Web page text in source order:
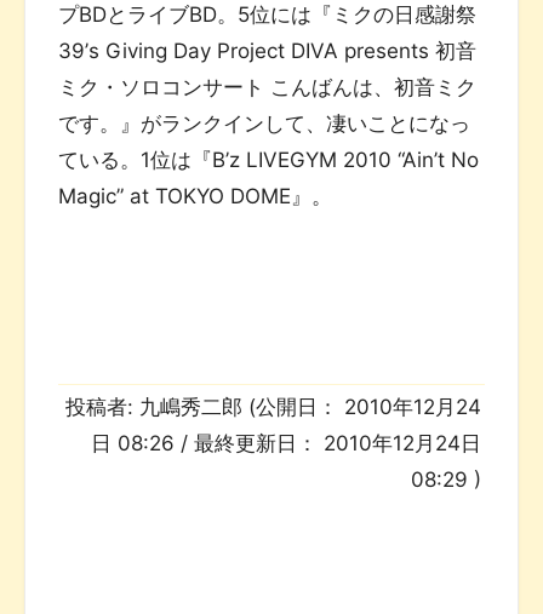
プBDとライブBD。5位には『ミクの日感謝祭
39’s Giving Day Project DIVA presents 初音
ミク・ソロコンサート こんばんは、初音ミク
です。』がランクインして、凄いことになっ
ている。1位は『B’z LIVEGYM 2010 “Ain’t No
Magic” at TOKYO DOME』。
投稿者: 九嶋秀二郎 (公開日： 2010年12月24
日 08:26 / 最終更新日： 2010年12月24日
08:29 )